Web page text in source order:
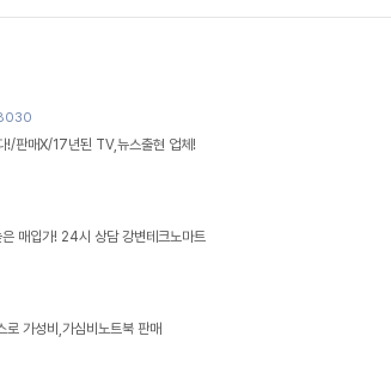
!/판매X/17년된 TV,뉴스출현 업체!
매입가! 24시 상담 강변테크노마트
로 가성비,가심비노트북 판매